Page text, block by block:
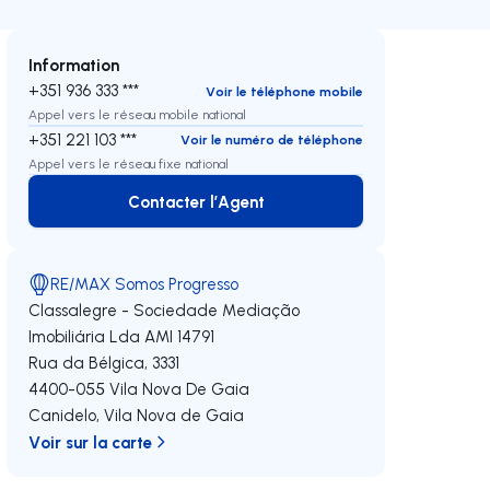
Information
+351 936 333 ***
Voir le téléphone mobile
Appel vers le réseau mobile national
+351 221 103 ***
Voir le numéro de téléphone
Appel vers le réseau fixe national
Contacter l’Agent
Contacter l’Agent
RE/MAX Somos Progresso
Classalegre - Sociedade Mediação
Imobiliária Lda AMI 14791
Rua da Bélgica, 3331
4400-055 Vila Nova De Gaia
Canidelo,Vila Nova de Gaia
Voir sur la carte